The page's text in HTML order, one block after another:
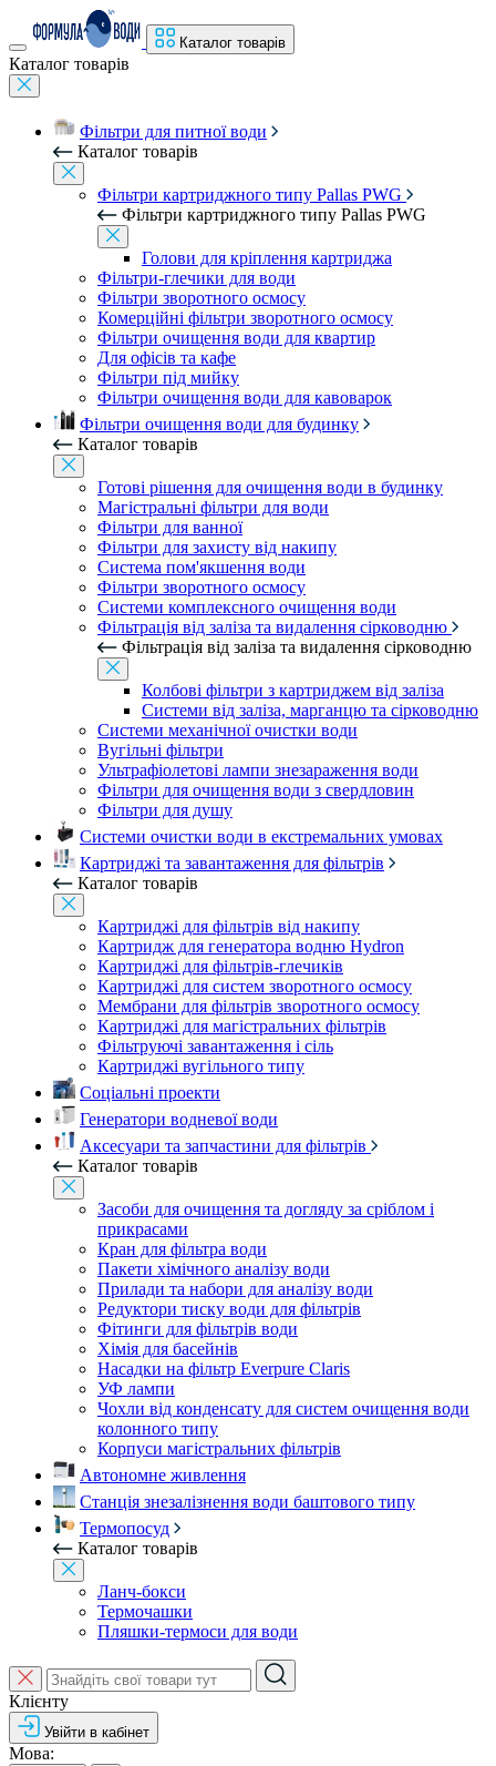
Каталог товарів
Каталог товарів
Фільтри для питної води
Каталог товарів
Фільтри картриджного типу Pallas PWG
Фільтри картриджного типу Pallas PWG
Голови для кріплення картриджа
Фільтри-глечики для води
Фільтри зворотного осмосу
Комерційні фільтри зворотного осмосу
Фільтри очищення води для квартир
Для офісів та кафе
Фільтри під мийку
Фільтри очищення води для кавоварок
Фільтри очищення води для будинку
Каталог товарів
Готові рішення для очищення води в будинку
Магістральні фільтри для води
Фільтри для ванної
Фільтри для захисту від накипу
Система пом'якшення води
Фільтри зворотного осмосу
Системи комплексного очищення води
Фільтрація від заліза та видалення сірководню
Фільтрація від заліза та видалення сірководню
Колбові фільтри з картриджем від заліза
Системи від заліза, марганцю та сірководню
Системи механічної очистки води
Вугільні фільтри
Ультрафіолетові лампи знезараження води
Фільтри для очищення води з свердловин
Фільтри для душу
Системи очистки води в екстремальних умовах
Картриджі та завантаження для фільтрів
Каталог товарів
Картриджі для фільтрів від накипу
Картридж для генератора водню Hydron
Картриджі для фільтрів-глечиків
Картриджі для систем зворотного осмосу
Мембрани для фільтрів зворотного осмосу
Картриджі для магістральних фільтрів
Фільтруючі завантаження і сіль
Картриджі вугільного типу
Соціальні проекти
Генератори водневої води
Аксесуари та запчастини для фільтрів
Каталог товарів
Засоби для очищення та догляду за сріблом і
прикрасами
Кран для фільтра води
Пакети хімічного аналізу води
Прилади та набори для аналізу води
Редуктори тиску води для фільтрів
Фітинги для фільтрів води
Хімія для басейнів
Насадки на фільтр Everpure Claris
УФ лампи
Чохли від конденсату для систем очищення води
колонного типу
Корпуси магістральних фільтрів
Автономне живлення
Станція знезалізнення води баштового типу
Термопосуд
Каталог товарів
Ланч-бокси
Термочашки
Пляшки-термоси для води
Клієнту
Увійти в кабінет
Мова: